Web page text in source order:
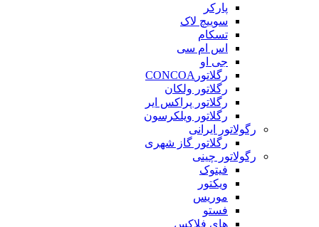
پارکر
سوییچ لاک
تسکام
اس ام سی
جی او
رگلاتورCONCOA
رگلاتور ولکان
رگلاتور پراکس ایر
رگلاتور ویلکرسون
رگولاتور ایرانی
رگلاتور گاز شهری
رگولاتور چینی
فیتوک
ویکتور
موریس
فستو
های فلاکس